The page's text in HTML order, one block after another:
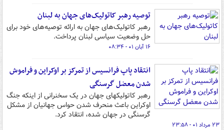
توصیه‌ رهبر کاتولیک‌های جهان به لبنان
رهبر کاتولیک‌های جهان به ارائه توصیه‌های خود برای
حل وضعیت سیاسی لبنان پرداخت.
۱۶ آبان ۰۱ - ۰۸:۳۴
انتقاد پاپ فرانسیس از تمرکز بر اوکراین و فراموش
شدن معضل گرسنگی
رهبر کاتولیکهای جهان در یک سخنرانی از اینکه جنگ
اوکراین باعث منحرف شدن حواس جهانیان از مشکل
گرسنگی در جهان شده، انتقاد کرد.
۲۳ مرداد ۰۱ - ۲۳:۵۸